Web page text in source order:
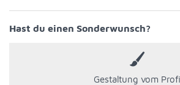
Hast du einen Sonderwunsch?
Gestaltung vom Profi